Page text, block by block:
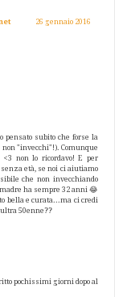
26 gennaio 2016
pensato subito che forse la
"invecchi"!). Comunque
non lo ricordavo! E per
età, se noi ci aiutiamo
che non invecchiando
ha sempre 32 anni 😂
bella e curata...ma ci credi
50enne??
pochissimi giorni dopo al